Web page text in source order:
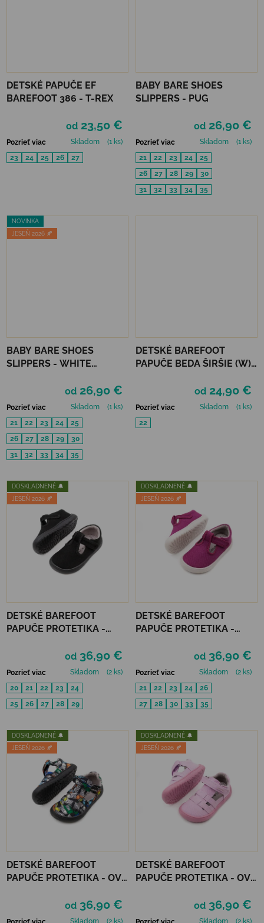
DETSKÉ PAPUČE EF
BAREFOOT 386 - T-REX
od 23,50 €
Pozrieť viac Skladom
(1 ks)
23
24 25 26 27
BABY BARE SHOES
SLIPPERS - PUG
od 26,90 €
Pozrieť viac Skladom
(1 ks)
21
22 23 24
25
26
27 28 29
30
31
32 33 34 35
NOVINKA
JESEŇ 2026 🍂
BABY BARE SHOES
SLIPPERS - WHITE
od 26,90 €
Pozrieť viac Skladom
(1 ks)
21
22 23 24
25
26
27 28 29
30
31
32 33 34 35
DETSKÉ BAREFOOT
PAPUČE BEDA ŠIRŠIE (W) -
od 24,90 €
Pozrieť viac Skladom
(1 ks)
22
DOSKLADNENÉ 🔔
JESEŇ 2026 🍂
DETSKÉ BAREFOOT
PAPUČE PROTETIKA -
od 36,90 €
Pozrieť viac Skladom
(2 ks)
20
21 22 23
24
25
26 27 28 29
DOSKLADNENÉ 🔔
JESEŇ 2026 🍂
DETSKÉ BAREFOOT
PAPUČE PROTETIKA -
od 36,90 €
Pozrieť viac Skladom
(2 ks)
21
22 23 24
26
27
28 30 33 35
DOSKLADNENÉ 🔔
JESEŇ 2026 🍂
DETSKÉ BAREFOOT
PAPUČE PROTETIKA - OVE
od 36,90 €
Skladom
(2 ks)
DOSKLADNENÉ 🔔
JESEŇ 2026 🍂
DETSKÉ BAREFOOT
PAPUČE PROTETIKA - OVE
od 36,90 €
Skladom
(2 ks)